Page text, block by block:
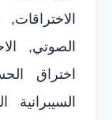
الصوتي,
اختراق